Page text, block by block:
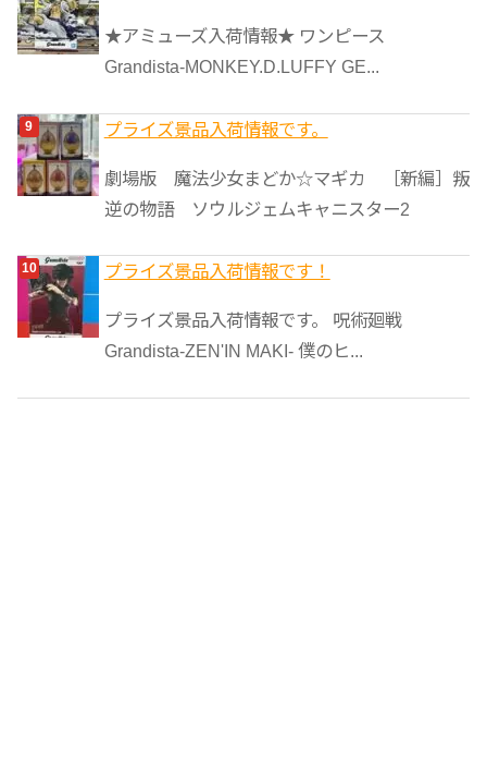
★アミューズ入荷情報★ ワンピース
Grandista-MONKEY.D.LUFFY GE...
プライズ景品入荷情報です。
劇場版 魔法少女まどか☆マギカ ［新編］叛
逆の物語 ソウルジェムキャニスター2
プライズ景品入荷情報です！
プライズ景品入荷情報です。 呪術廻戦
Grandista-ZEN'IN MAKI- 僕のヒ...